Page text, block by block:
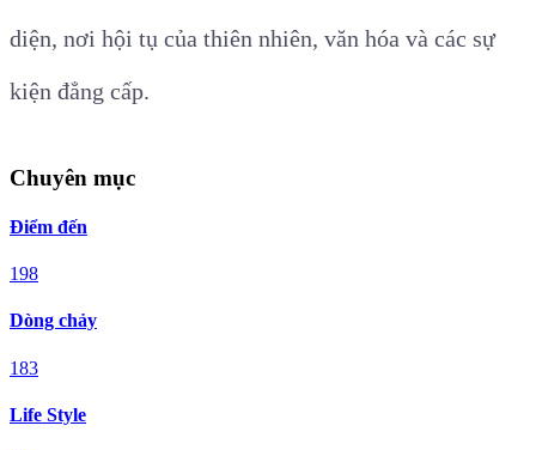
diện, nơi hội tụ của thiên nhiên, văn hóa và các sự
kiện đẳng cấp.
Chuyên mục
Điểm đến
198
Dòng chảy
183
Life Style